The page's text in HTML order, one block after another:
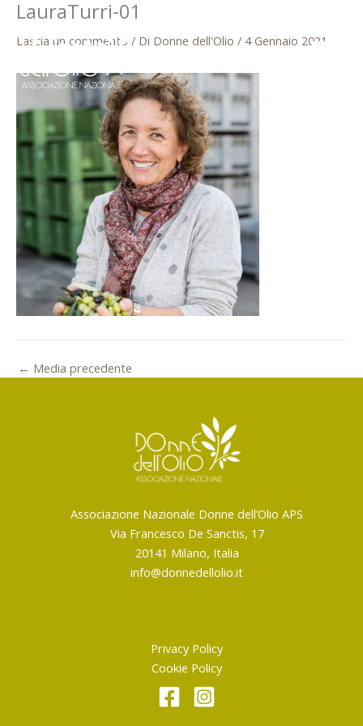
contenuto
LauraTurri-01
Lascia un commento / Di Donne dell'Olio / 4 Gennaio 2021
← Media precedente
Associazione Nazionale Donne dell’Olio APS
Via Francesco De Sanctis, 17
20141 Milano, Italia
info@donnedellolio.it
Privacy Policy
Cookie Policy